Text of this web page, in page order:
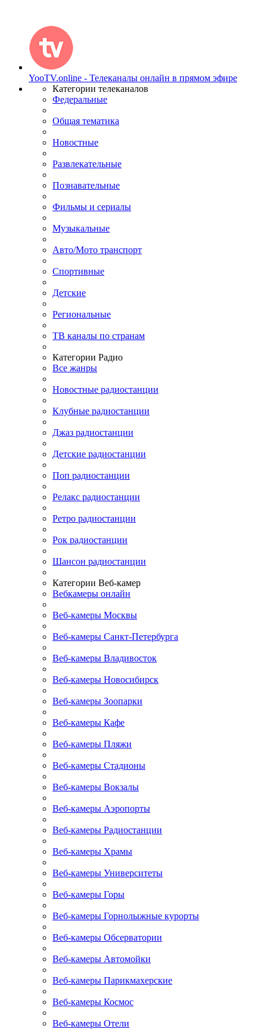
YooTV.online - Телеканалы онлайн в прямом эфире
Категории телеканалов
Федеральные
Общая тематика
Новостные
Развлекательные
Познавательные
Фильмы и сериалы
Музыкальные
Авто/Мото транспорт
Спортивные
Детские
Региональные
ТВ каналы по странам
Категории Радио
Все жанры
Новостные радиостанции
Клубные радиостанции
Джаз радиостанции
Детские радиостанции
Поп радиостанции
Релакс радиостанции
Ретро радиостанции
Рок радиостанции
Шансон радиостанции
Категории Веб-камер
Вебкамеры онлайн
Веб-камеры Москвы
Веб-камеры Санкт-Петербурга
Веб-камеры Владивосток
Веб-камеры Новосибирск
Веб-камеры Зоопарки
Веб-камеры Кафе
Веб-камеры Пляжи
Веб-камеры Стадионы
Веб-камеры Вокзалы
Веб-камеры Аэропорты
Веб-камеры Радиостанции
Веб-камеры Храмы
Веб-камеры Университеты
Веб-камеры Горы
Веб-камеры Горнолыжные курорты
Веб-камеры Обсерватории
Веб-камеры Автомойки
Веб-камеры Парикмахерские
Веб-камеры Космос
Веб-камеры Отели